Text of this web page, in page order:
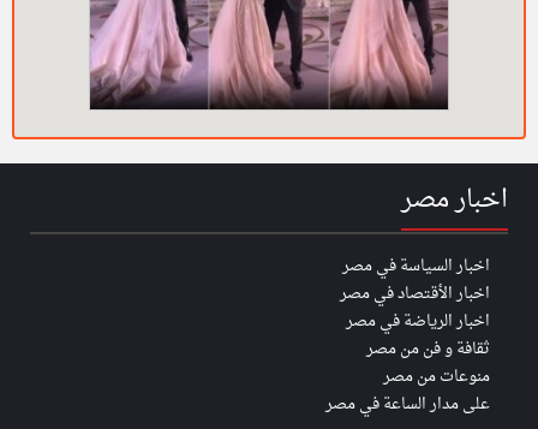
اخبار مصر
اخبار السياسة في مصر
اخبار الأقتصاد في مصر
اخبار الرياضة في مصر
ثقافة و فن من مصر
منوعات من مصر
على مدار الساعة في مصر